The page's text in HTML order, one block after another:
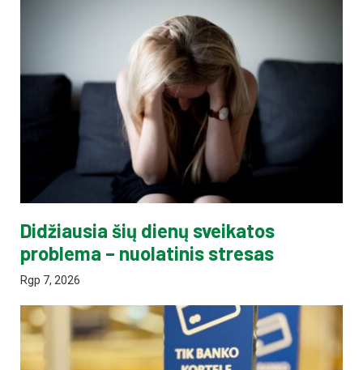
Didžiausia šių dienų sveikatos
problema – nuolatinis stresas
Rgp 7, 2026